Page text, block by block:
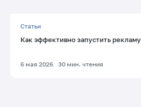
Статьи
Как эффективно запустить
6 мая 2026 30 мин. чтения